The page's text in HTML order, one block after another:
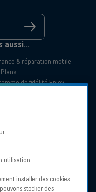
Business
S'inscrire
aussi...
& réparation mobile
de fidélité Enjoy
Tango
de l'expérience client
chez Tango
:
utilisation
installer des cookies
stocker des